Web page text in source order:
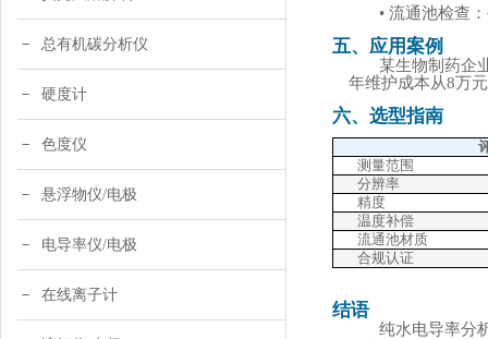
总有机碳分析仪
硬度计
色度仪
悬浮物仪/电极
电导率仪/电极
在线离子计
• 流通池检查
五、应用案例
某生物制药企
年维护成本从8万
六、选型指南
测量范围
分辨率
精度
温度补偿
流通池材质
合规认证
结语
纯水电导率分